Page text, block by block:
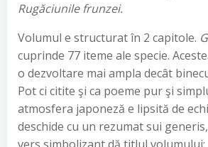
Rugăciunile frunzei.
Volumul e structurat în 2 capitole.
cuprinde 77 iteme ale specie.
o dezvoltare mai ampla decât
Pot ci citite şi ca poeme pur şi
atmosfera japoneză e lipsită de
deschide cu un rezumat sui